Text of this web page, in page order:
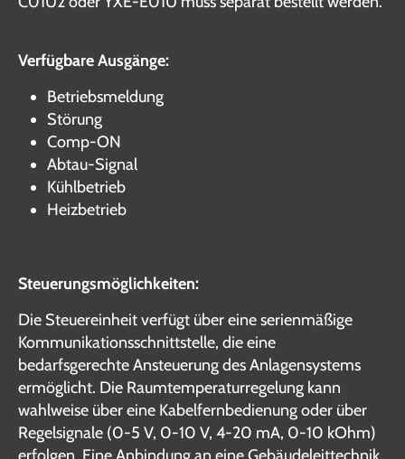
Verfügbare Ausgänge:
Betriebsmeldung
Störung
Comp-ON
Abtau-Signal
Kühlbetrieb
Heizbetrieb
Steuerungsmöglichkeiten:
Die Steuereinheit verfügt über eine serienmäßige
Kommunikationsschnittstelle, die eine
bedarfsgerechte Ansteuerung des Anlagensystems
ermöglicht. Die Raumtemperaturregelung kann
wahlweise über eine Kabelfernbedienung oder über
Regelsignale (0-5 V, 0-10 V, 4-20 mA, 0-10 kOhm)